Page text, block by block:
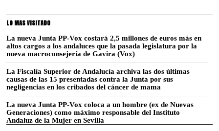
LO MAS VISITADO
La nueva Junta PP-Vox costará 2,5 millones de euros más en
altos cargos a los andaluces que la pasada legislatura por la
nueva macroconsejería de Gavira (Vox)
La Fiscalía Superior de Andalucía archiva las dos últimas
causas de las 15 presentadas contra la Junta por sus
negligencias en los cribados del cáncer de mama
La nueva Junta PP-Vox coloca a un hombre (ex de Nuevas
Generaciones) como máximo responsable del Instituto
Andaluz de la Mujer en Sevilla